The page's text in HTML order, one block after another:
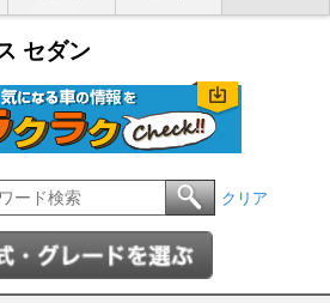
セダン
クリア